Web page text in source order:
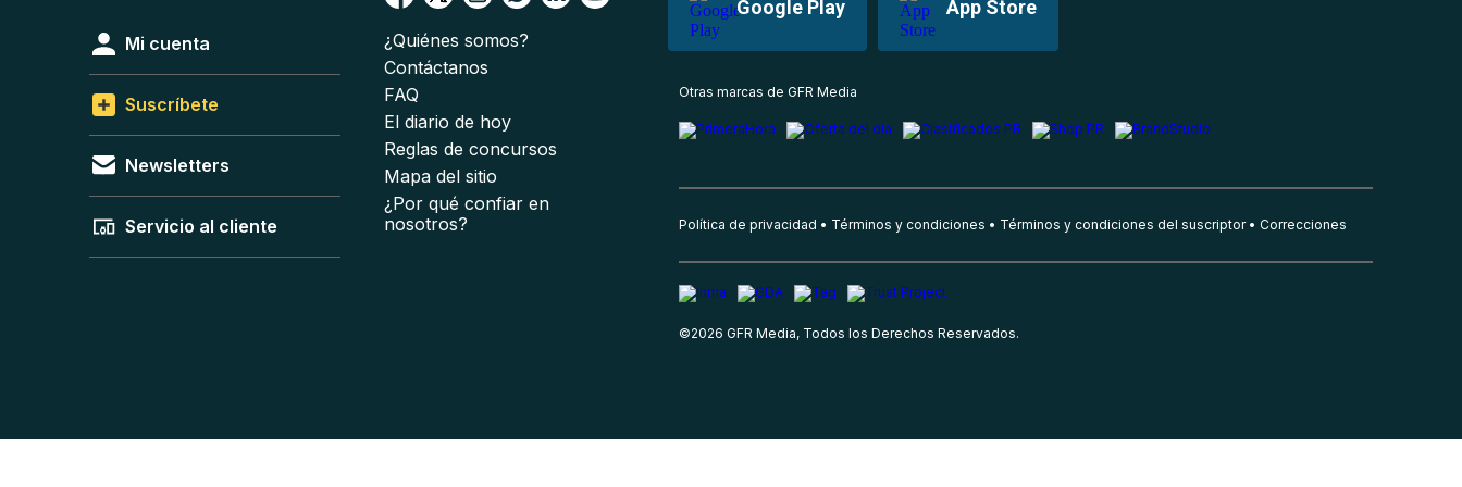
Google Play App Store
Mi cuenta
Suscríbete
Newsletters
Servicio al cliente
¿Quiénes somos?
Contáctanos
FAQ
El diario de hoy
Reglas de concursos
Mapa del sitio
¿Por qué confiar en
nosotros?
Otras marcas de GFR Media
Política de privacidad Términos y condiciones Términos y condiciones del suscriptor Correcciones
©2026 GFR Media, Todos los Derechos Reservados.